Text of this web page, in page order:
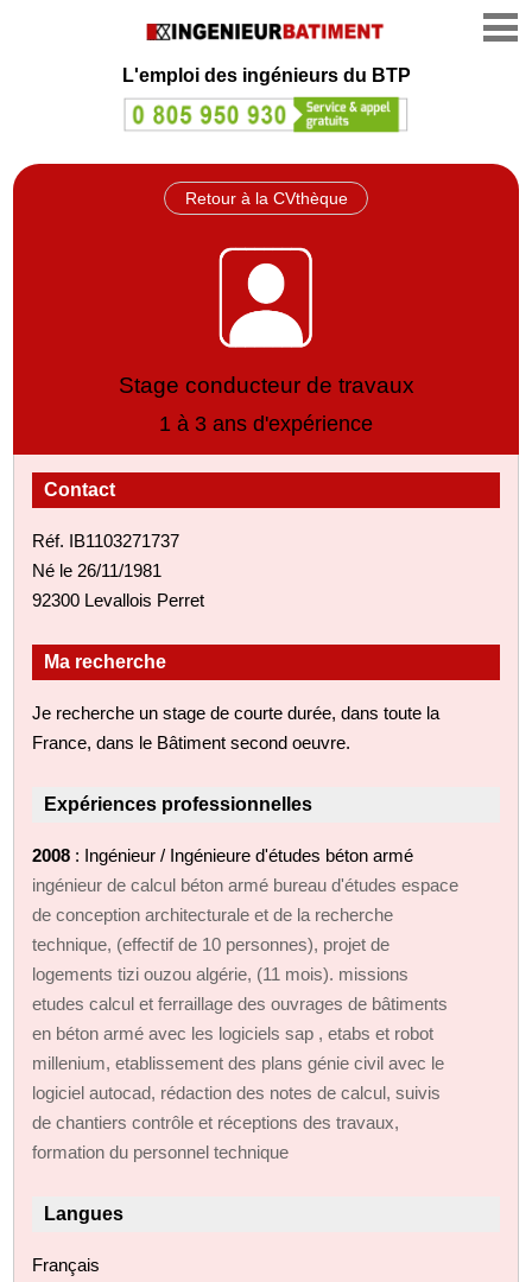
L'emploi des ingénieurs du BTP
Retour à la CVthèque
Stage conducteur de travaux
1 à 3 ans d'expérience
Contact
Réf. IB1103271737
Né le 26/11/1981
92300 Levallois Perret
Ma recherche
Je recherche un stage de courte durée, dans toute la
France, dans le Bâtiment second oeuvre.
Expériences professionnelles
2008 : Ingénieur / Ingénieure d'études béton armé
ingénieur de calcul béton armé bureau d'études espace
de conception architecturale et de la recherche
technique, (effectif de 10 personnes), projet de
logements tizi ouzou algérie, (11 mois). missions
etudes calcul et ferraillage des ouvrages de bâtiments
en béton armé avec les logiciels sap , etabs et robot
millenium, etablissement des plans génie civil avec le
logiciel autocad, rédaction des notes de calcul, suivis
de chantiers contrôle et réceptions des travaux,
formation du personnel technique
Langues
Français